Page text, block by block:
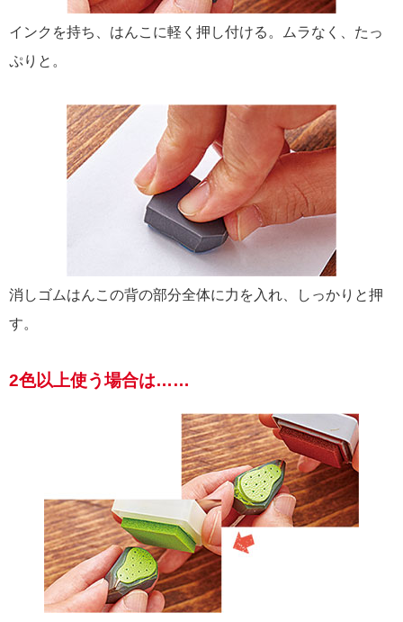
インクを持ち、はんこに軽く押し付ける。ムラなく、たっ
ぷりと。
消しゴムはんこの背の部分全体に力を入れ、しっかりと押
す。
2色以上使う場合は……